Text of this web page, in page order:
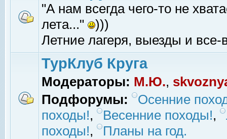
"А нам всегда чего-то не
лета..."
)))
Летние лагеря, выезды и все-
ТурКлуб Круга
Модераторы: М.Ю.,
Подфорумы:
Осенние
походы!, Весенние походы!,
походы!, Планы на год.